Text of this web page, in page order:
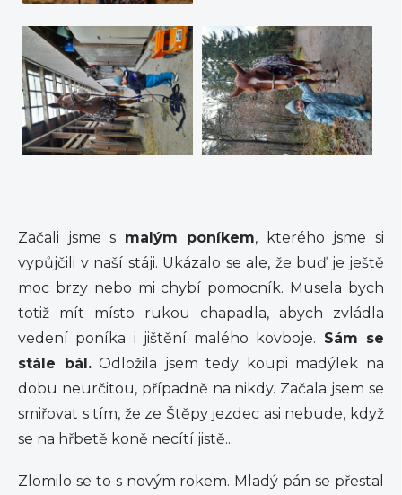
Začali jsme s malým poníkem, kterého jsme si
vypůjčili v naší stáji. Ukázalo se ale, že buď je ještě
moc brzy nebo mi chybí pomocník. Musela bych
totiž mít místo rukou chapadla, abych zvládla
vedení poníka i jištění malého kovboje. Sám se
stále bál.Odložila jsem tedy koupi madýlek na
dobu neurčitou, případně na nikdy. Začala jsem se
smiřovat s tím, že ze Štěpy jezdec asi nebude, když
se na hřbetě koně necítí jistě...
Zlomilo se to s novým rokem. Mladý pán se přestal